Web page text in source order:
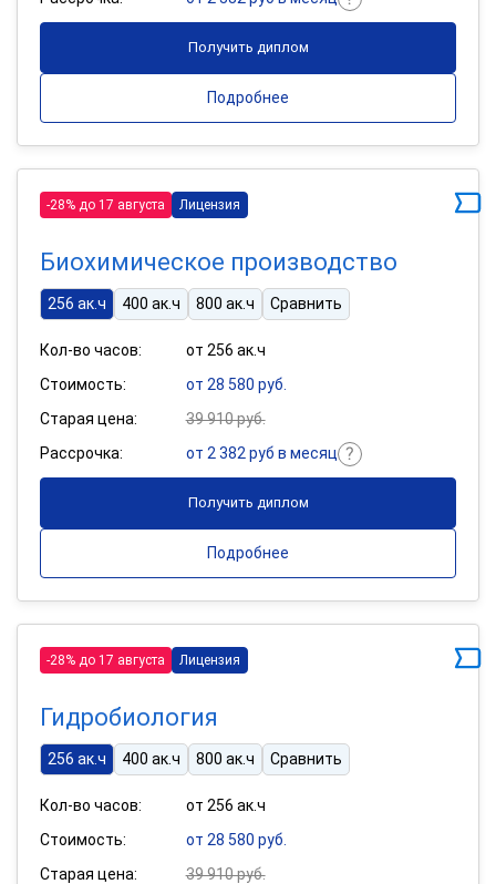
Получить диплом
Подробнее
-28% до 17 августа Лицензия
Биохимическое производство
256 ак.ч 400 ак.ч 800 ак.ч Сравнить
Кол-во часов:
от 256 ак.ч
Стоимость:
от 28 580 руб.
Старая цена:
39 910 руб.
Рассрочка:
от 2 382 руб в месяц
Получить диплом
Подробнее
-28% до 17 августа Лицензия
Гидробиология
256 ак.ч 400 ак.ч 800 ак.ч Сравнить
Кол-во часов:
от 256 ак.ч
Стоимость:
от 28 580 руб.
Старая цена:
39 910 руб.